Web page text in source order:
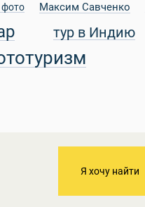
Максим Савченко
тур в Индию
Я хочу найти